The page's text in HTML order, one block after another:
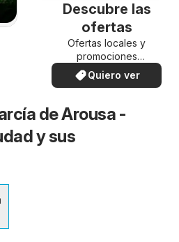
Descubre las
ofertas
Ofertas locales y
promociones
especiales.
Quiero ver
de Arousa -
y sus